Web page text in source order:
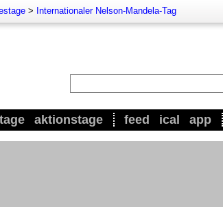
> Internationaler Nelson-Mandela-Tag
aktionstage feed ical app